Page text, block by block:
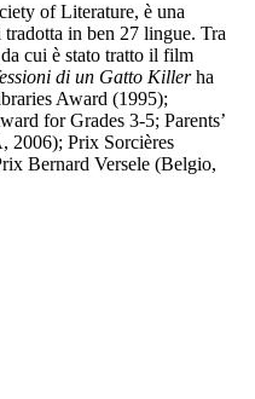
of Literature, è una
in ben 27 lingue. Tra
cui è stato tratto il film
di un Gatto Killerha
Award (1995);
for Grades 3-5; Parents’
2006); Prix Sorcières
Bernard Versele (Belgio,